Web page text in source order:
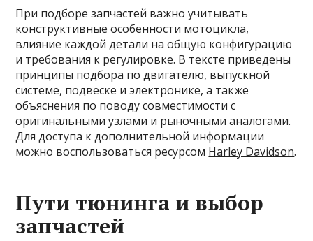
При подборе запчастей важно учитывать
конструктивные особенности мотоцикла,
влияние каждой детали на общую конфигурацию
и требования к регулировке. В тексте приведены
принципы подбора по двигателю, выпускной
системе, подвеске и электронике, а также
объяснения по поводу совместимости с
оригинальными узлами и рыночными аналогами.
Для доступа к дополнительной информации
можно воспользоваться ресурсом Harley Davidson.
Пути тюнинга и выбор
запчастей